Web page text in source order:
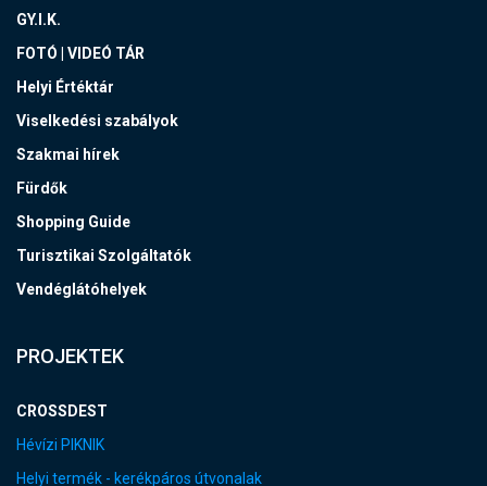
GY.I.K.
FOTÓ | VIDEÓ TÁR
Helyi Értéktár
Viselkedési szabályok
Szakmai hírek
Fürdők
Shopping Guide
Turisztikai Szolgáltatók
Vendéglátóhelyek
PROJEKTEK
CROSSDEST
Hévízi PIKNIK
Helyi termék - kerékpáros útvonalak